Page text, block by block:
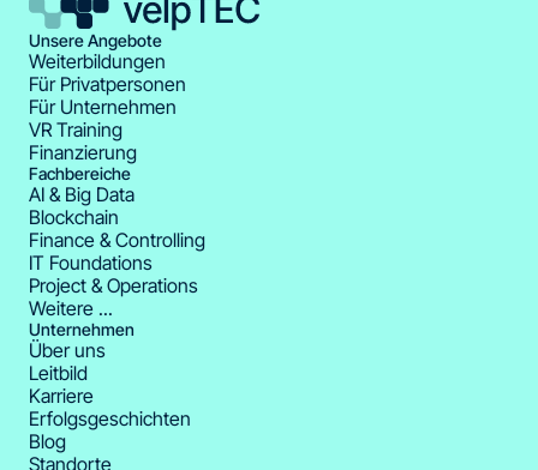
Unsere Angebote
Weiterbildungen
Für Privatpersonen
Für Unternehmen
VR Training
Finanzierung
Fachbereiche
AI & Big Data
Blockchain
Finance & Controlling
IT Foundations
Project & Operations
Weitere ...
Unternehmen
Über uns
Leitbild
Karriere
Erfolgsgeschichten
Blog
Standorte